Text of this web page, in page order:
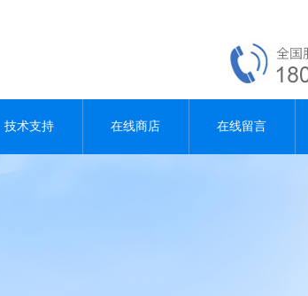
技术支持 在线商店 在线留言